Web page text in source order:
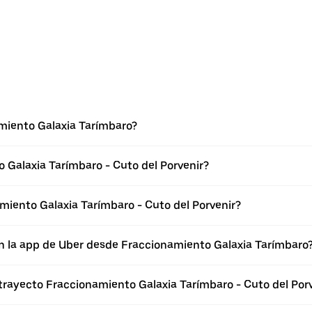
Galaxia Tarímbaro?
Tarímbaro - Cuto del Porvenir?
Galaxia Tarímbaro - Cuto del Porvenir?
app de Uber desde Fraccionamiento Galaxia
Fraccionamiento Galaxia Tarímbaro - Cuto del